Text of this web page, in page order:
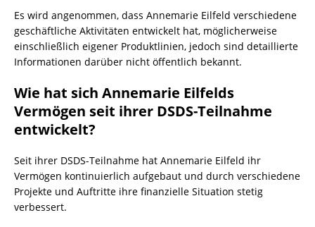
Es wird angenommen, dass Annemarie Eilfeld verschiedene
geschäftliche Aktivitäten entwickelt hat, möglicherweise
einschließlich eigener Produktlinien, jedoch sind detaillierte
Informationen darüber nicht öffentlich bekannt.
Wie hat sich Annemarie Eilfelds
Vermögen seit ihrer DSDS-Teilnahme
entwickelt?
Seit ihrer DSDS-Teilnahme hat Annemarie Eilfeld ihr
Vermögen kontinuierlich aufgebaut und durch verschiedene
Projekte und Auftritte ihre finanzielle Situation stetig
verbessert.